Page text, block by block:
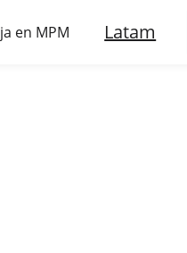
en MPM Latam